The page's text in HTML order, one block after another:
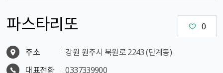
파스타리또 0
주소
강원 원주시 북원로 2243 (단계동)
대표전화
0337339900